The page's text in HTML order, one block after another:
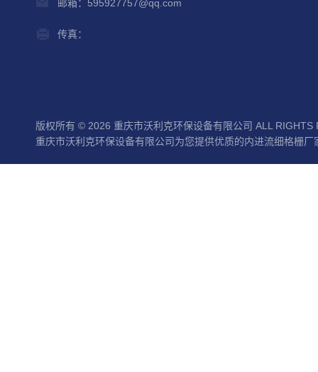
邮箱：595927757@qq.com
传真：
版权所有 © 2026 重庆市沃利克环保设备有限公司 ALL RIGHTS
重庆市沃利克环保设备有限公司为您提供优质的内进流细格栅